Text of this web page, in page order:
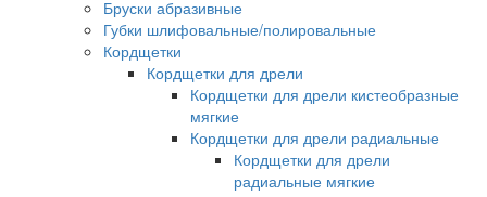
Бруски абразивные
Губки шлифовальные/полировальные
Кордщетки
Кордщетки для дрели
Кордщетки для дрели кистеобразные
мягкие
Кордщетки для дрели радиальные
Кордщетки для дрели
радиальные мягкие